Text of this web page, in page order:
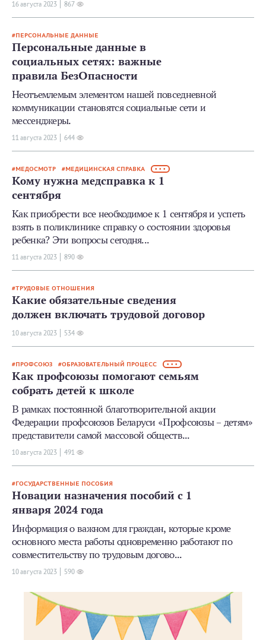
16 августа 2023 867
ПЕРСОНАЛЬНЫЕ ДАННЫЕ
Персональные данные в
социальных сетях: важные
правила БезОпасности
Неотъемлемым элементом нашей повседневной
коммуникации становятся социальные сети и
мессенджеры.
11 августа 2023 644
МЕДОСМОТР МЕДИЦИНСКАЯ СПРАВКА • • •
Кому нужна медсправка к 1
сентября
Как приобрести все необходимое к 1 сентября и успеть
взять в поликлинике справку о состоянии здоровья
ребенка? Эти вопросы сегодня...
11 августа 2023 890
ТРУДОВЫЕ ОТНОШЕНИЯ
Какие обязательные сведения
должен включать трудовой договор
10 августа 2023 534
ПРОФСОЮЗ ОБРАЗОВАТЕЛЬНЫЙ ПРОЦЕСС • • •
Как профсоюзы помогают семьям
собрать детей к школе
В рамках постоянной благотворительной акции
Федерации профсоюзов Беларуси «Профсоюзы – детям»
представители самой массовой обществ...
10 августа 2023 491
ГОСУДАРСТВЕННЫЕ ПОСОБИЯ
Новации назначения пособий с 1
января 2024 года
Информация о важном для граждан, которые кроме
основного места работы одновременно работают по
совместительству по трудовым догово...
10 августа 2023 590